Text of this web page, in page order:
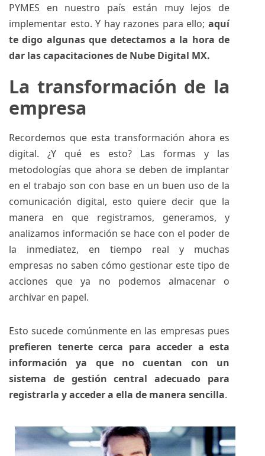
PYMES en nuestro país están muy lejos de
implementar esto. Y hay razones para ello; aquí
te digo algunas que detectamos a la hora de
dar las capacitaciones de Nube Digital MX.
La transformación de la
empresa
Recordemos que esta transformación ahora es
digital. ¿Y qué es esto? Las formas y las
metodologías que ahora se deben de implantar
en el trabajo son con base en un buen uso de la
comunicación digital, esto quiere decir que la
manera en que registramos, generamos, y
analizamos información se hace con el poder de
la inmediatez, en tiempo real y muchas
empresas no saben cómo gestionar este tipo de
acciones que ya no podemos almacenar o
archivar en papel.
Esto sucede comúnmente en las empresas pues
prefieren tenerte cerca para acceder a esta
información ya que no cuentan con un
sistema de gestión central adecuado para
registrarla y acceder a ella de manera sencilla.